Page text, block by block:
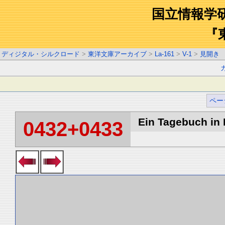
国立情報学
『
ディジタル・シルクロード > 東洋文庫アーカイブ > La-161 > V-1 > 見開き
ペー
0432+0433 Ein Tagebuch in